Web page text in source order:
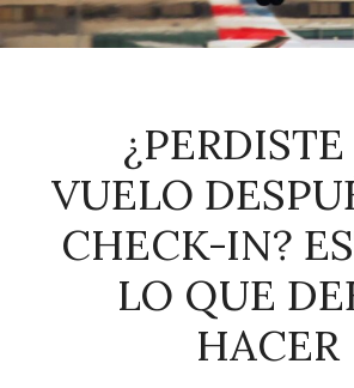
VUELO
CHECK-IN?
LO QUE
HACER